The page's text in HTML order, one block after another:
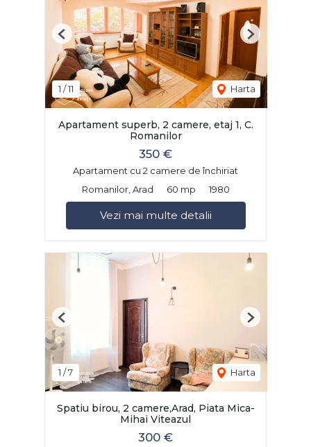
1 /11 Harta
Previous Next
Apartament superb, 2 camere, etaj 1, C.
Romanilor
350 €
Apartament cu 2 camere de închiriat
Romanilor, Arad
60 mp 1980
Vezi mai multe detalii
1 /7 Harta
Previous Next
Spatiu birou, 2 camere,Arad, Piata Mica-
Mihai Viteazul
300 €